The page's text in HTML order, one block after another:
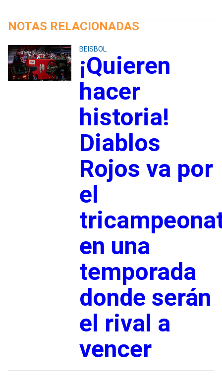
NOTAS RELACIONADAS
BEISBOL
¡Quieren
hacer
historia!
Diablos
Rojos va por
el
en una
temporada
donde serán
el rival a
vencer